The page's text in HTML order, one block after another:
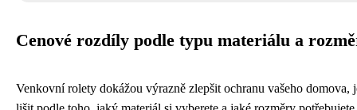
Cenové rozdíly podle typu materiálu a
Venkovní rolety dokážou výrazně zlepšit ochranu vašeho domova,